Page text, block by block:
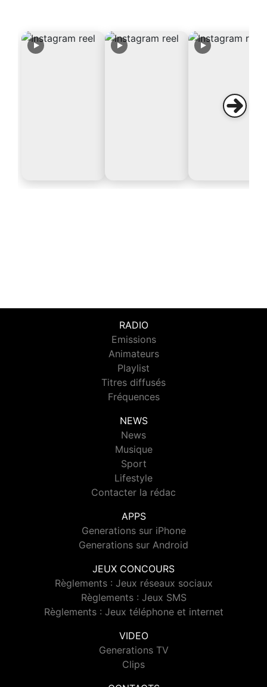
RADIO
Emissions
Animateurs
Playlist
Titres diffusés
Fréquences
NEWS
News
Musique
Sport
Lifestyle
Contacter la rédac
APPS
Generations sur iPhone
Generations sur Android
JEUX CONCOURS
Règlements : Jeux réseaux sociaux
Règlements : Jeux SMS
Règlements : Jeux téléphone et internet
VIDEO
Generations TV
Clips